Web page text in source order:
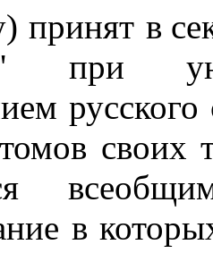
принят в
при
своих
в